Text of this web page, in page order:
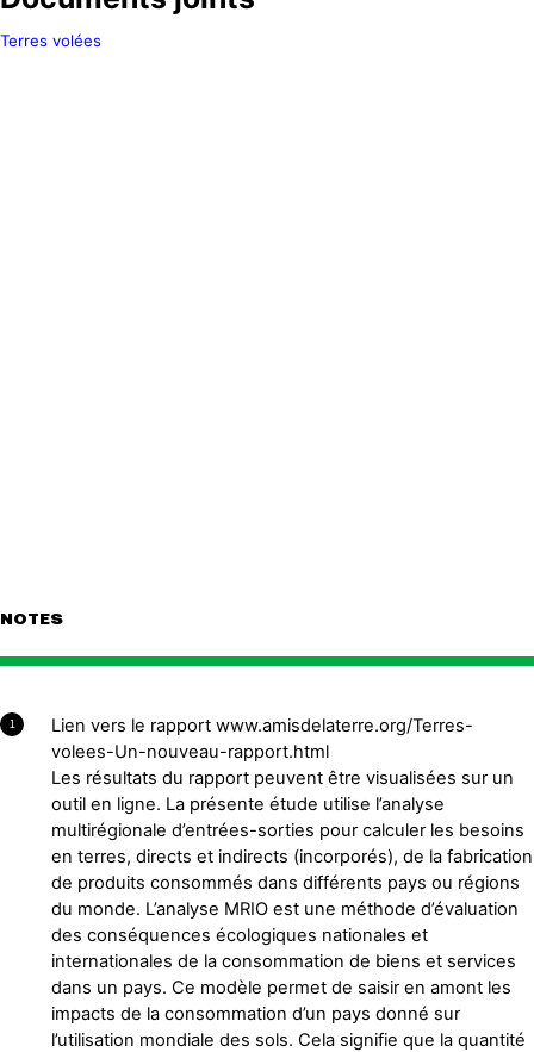
Terres volées
NOTES
1
Lien vers le rapport www.amisdelaterre.org/Terres-
volees-Un-nouveau-rapport.html
Les résultats du rapport peuvent être visualisées sur un
outil en ligne. La présente étude utilise l’analyse
multirégionale d’entrées-sorties pour calculer les besoins
en terres, directs et indirects (incorporés), de la fabrication
de produits consommés dans différents pays ou régions
du monde. L’analyse MRIO est une méthode d’évaluation
des conséquences écologiques nationales et
internationales de la consommation de biens et services
dans un pays. Ce modèle permet de saisir en amont les
impacts de la consommation d’un pays donné sur
l’utilisation mondiale des sols. Cela signifie que la quantité